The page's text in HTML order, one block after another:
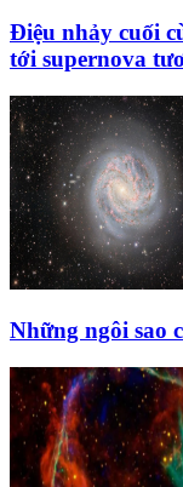
Điệu nhảy cuối
tới supernova
Những ngôi sao